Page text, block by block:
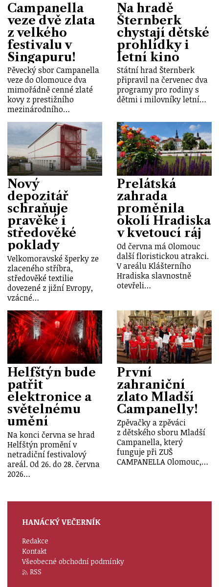
Campanella
veze dvě zlata
z velkého
festivalu v
Singapuru!
Pěvecký sbor Campanella
veze do Olomouce dva
mimořádně cenné zlaté
kovy z prestižního
mezinárodního…
Na hradě
Šternberk
chystají dětské
prohlídky i
letní kino
Státní hrad Šternberk
připravil na červenec dva
programy pro rodiny s
dětmi i milovníky letní…
Nový
depozitář
schraňuje
pravěké i
středověké
poklady
Velkomoravské šperky ze
zlaceného stříbra,
středověké textilie
dovezené z jižní Evropy,
vzácné…
Prelátská
zahrada
proměnila
okolí Hradiska
v kvetoucí ráj
Od června má Olomouc
další floristickou atrakci.
V areálu Klášterního
Hradiska slavnostně
otevřeli…
Helfštýn bude
patřit
elektronice a
světelnému
umění
Na konci června se hrad
Helfštýn promění v
netradiční festivalový
areál. Od 26. do 28. června
2026…
První
zahraniční
zlato Mladší
Campanelly!
Zpěvačky a zpěváci
z dětského sboru Mladší
Campanella, který
funguje při ZUŠ
CAMPANELLA Olomouc,…
HANÁCKÝ VEČERNÍK
Redakce
Kontakt
Všeobecné obchodní podmínky
RSS